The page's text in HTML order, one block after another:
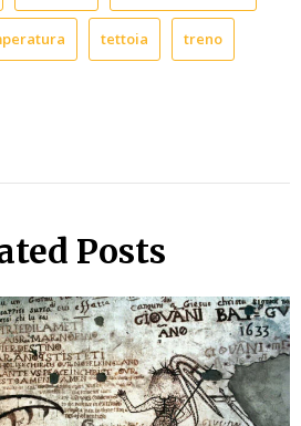
tettoia treno
Posts